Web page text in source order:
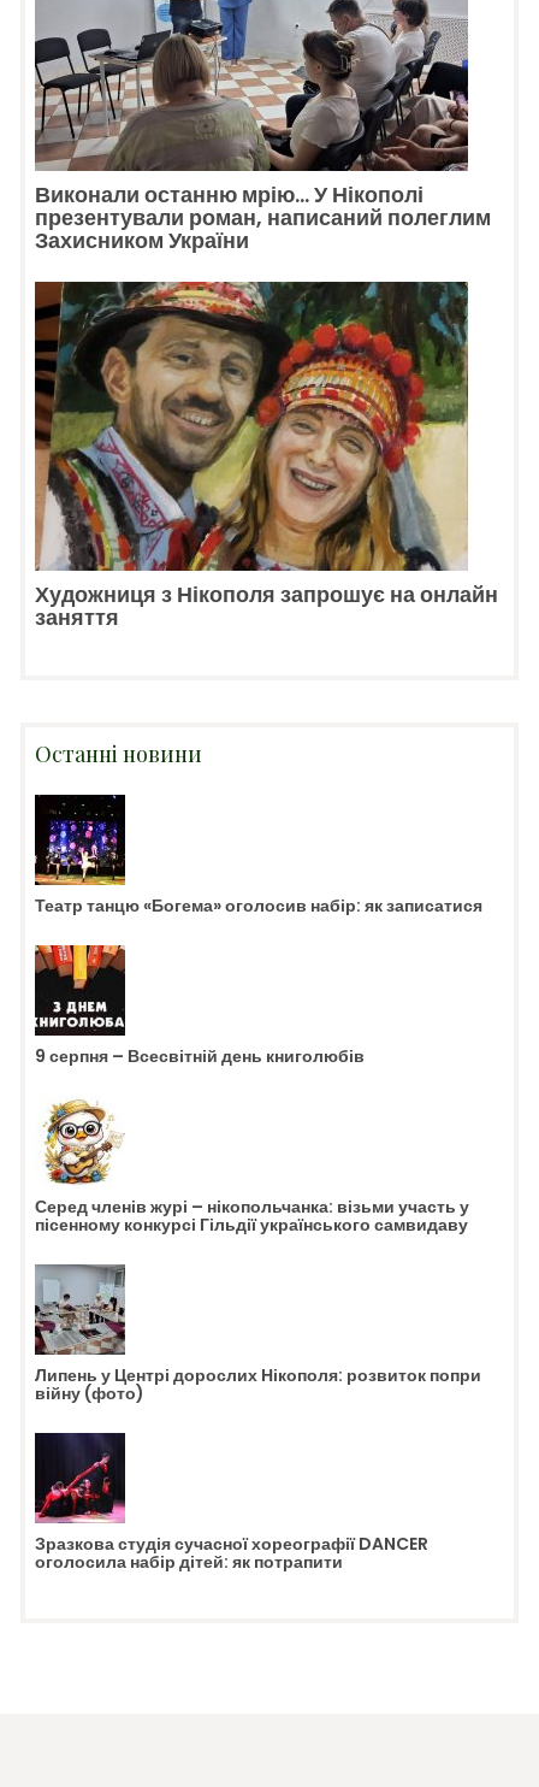
Виконали останню мрію… У Нікополі
презентували роман, написаний полеглим
Захисником України
Художниця з Нікополя запрошує на онлайн
заняття
Останні новини
Театр танцю «Богема» оголосив набір: як записатися
9 серпня – Всесвітній день книголюбів
Серед членів журі – нікопольчанка: візьми участь у
пісенному конкурсі Гільдії українського самвидаву
Липень у Центрі дорослих Нікополя: розвиток попри
війну (фото)
Зразкова студія сучасної хореографії DANCER
оголосила набір дітей: як потрапити